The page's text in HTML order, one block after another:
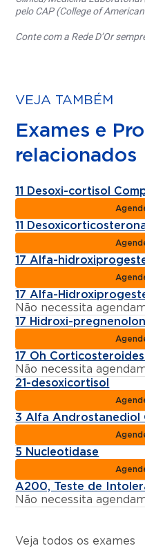
pelo CAP (College of
Conte com a Rede D’Or
VEJA TAMBÉM
Exames e
relacionados
11 Desoxi-cortisol
11
17 Alfa-
17 Alfa-
Não necessita
17 Hidroxi-
17 Oh
Não necessita
21-desoxicortisol
3 Alfa Androstanediol
5 Nucleotidase
A200, Teste de
Não necessita
Veja todos os exames